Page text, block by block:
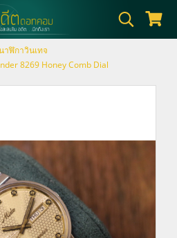
าฬิกาวินเทจ
8269 Honey Comb Dial